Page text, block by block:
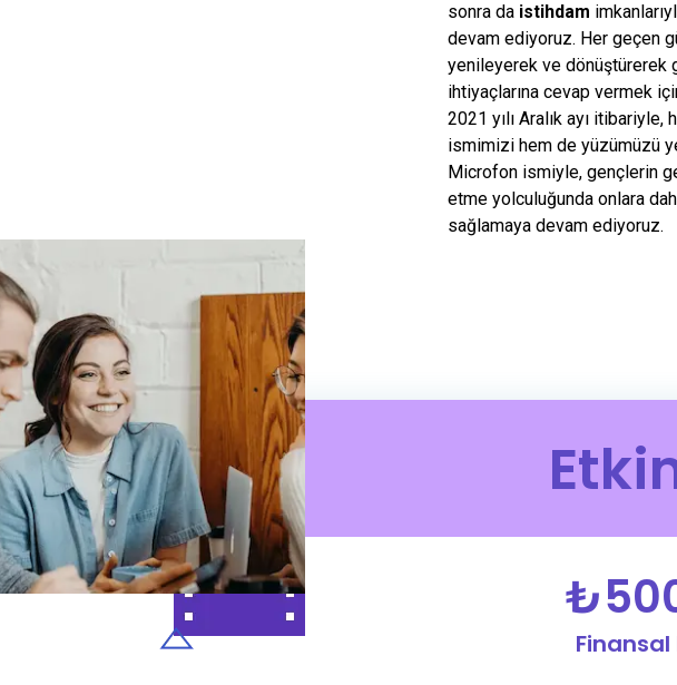
sonra da istihdam
devam ediyoruz. Her geçen
yenileyerek ve dönüştürerek
ihtiyaçlarına cevap vermek
2021 yılı Aralık ayı itibariyle,
ismimizi hem de yüzümüzü
Microfon ismiyle, gençlerin
etme yolculuğunda onlara
sağlamaya devam ediyoruz.